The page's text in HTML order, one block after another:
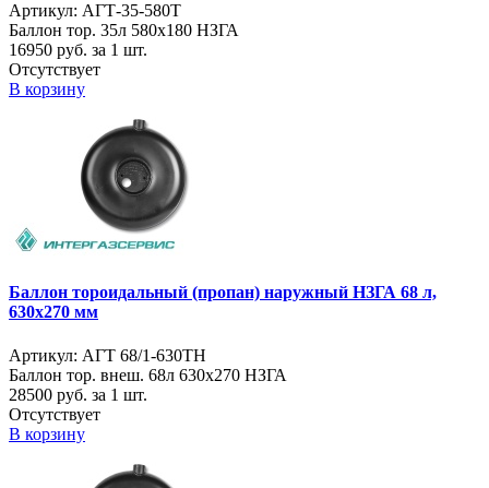
Артикул: АГТ-35-580Т
Баллон тор. 35л 580х180 НЗГА
16950 руб. за 1 шт.
Отсутствует
В корзину
Баллон тороидальный (пропан) наружный НЗГА 68 л,
630х270 мм
Артикул: АГТ 68/1-630ТН
Баллон тор. внеш. 68л 630х270 НЗГА
28500 руб. за 1 шт.
Отсутствует
В корзину